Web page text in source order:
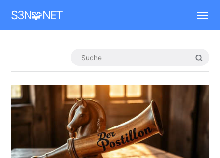
S3N🧩NET